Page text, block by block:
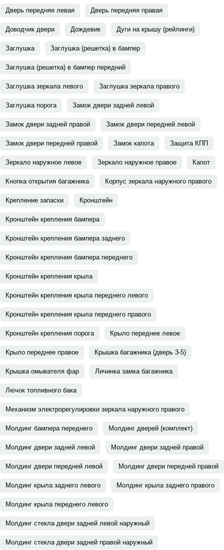
Дверь передняя левая Дверь передняя правая
Доводчик двери Дождевик Дуги на крышу (рейлинги)
Заглушка Заглушка (решетка) в бампер
Заглушка (решетка) в бампер передний
Заглушка зеркала левого Заглушка зеркала правого
Заглушка порога Замок двери задней левой
Замок двери задней правой Замок двери передней левой
Замок двери передней правой Замок капота Защита КПП
Зеркало наружное левое Зеркало наружное правое Капот
Кнопка открытия багажника Корпус зеркала наружного правого
Крепление запаски Кронштейн
Кронштейн крепления бампера
Кронштейн крепления бампера заднего
Кронштейн крепления бампера переднего
Кронштейн крепления крыла
Кронштейн крепления крыла переднего левого
Кронштейн крепления крыла переднего правого
Кронштейн крепления порога Крыло переднее левое
Крыло переднее правое Крышка багажника (дверь 3-5)
Крышка омывателя фар Личинка замка багажника
Лючок топливного бака
Механизм электрорегулировки зеркала наружного правого
Молдинг бампера переднего Молдинг дверей (комплект)
Молдинг двери задней левой Молдинг двери задней правой
Молдинг двери передней левой Молдинг двери передней правой
Молдинг крыла заднего левого Молдинг крыла заднего правого
Молдинг крыла переднего левого
Молдинг стекла двери задней левой наружный
Молдинг стекла двери задней правой наружный